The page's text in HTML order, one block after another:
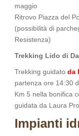
maggio
Ritrovo Piazza del
(possibilità di
Resistenza)
Trekking Lido di
Trekking guidato da
partenza ore 14:30
Km 5 nella bonifica
guidata da Laura
Impianti